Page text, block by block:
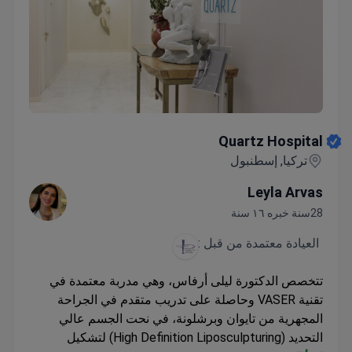
Quartz Hospital
تركيا, إسطنبول
Leyla Arvas
28سنة خبره ١٦ سنة
العيادة معتمدة من قبل :
تتخصص الدكتورة ليلى أرفاس، وهي مدربة معتمدة في
تقنية VASER وحاصلة على تدريب متقدم في الجراحة
المجهرية من تايوان وبرشلونة، في نحت الجسم عالي
التحديد (High Definition Liposculpturing) لتشكيل